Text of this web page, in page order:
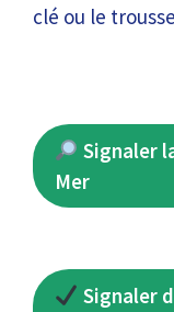
clé ou le
Signaler
Mer
Signaler